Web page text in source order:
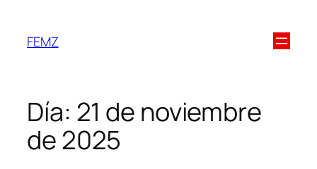
FEMZ
Día: 21 de noviembre
de 2025